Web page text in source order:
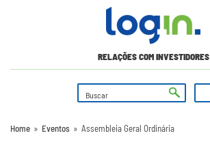
RELAÇÕES COM INVESTIDORES
Home » Eventos » Assembleia Geral Ordinária